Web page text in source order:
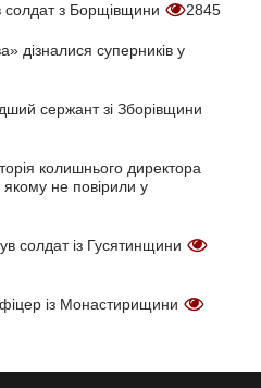
солдат з Борщівщини 2845
дізналися суперників у
сержант зі Зборівщини
колишнього директора
якому не повірили у
солдат із Гусятинщини
із Монастирищини